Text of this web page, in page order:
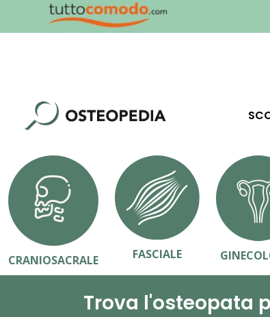
CRANIOSACRALE FASCIALE
Trova l'osteopata